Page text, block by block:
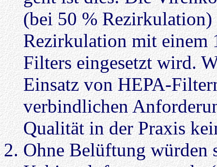
(bei 50 %
Rezirkulation mit einem
Filters eingesetzt wird.
Einsatz von HEPA-
verbindlichen
Qualität in der Praxis
Ohne Belüftung würden